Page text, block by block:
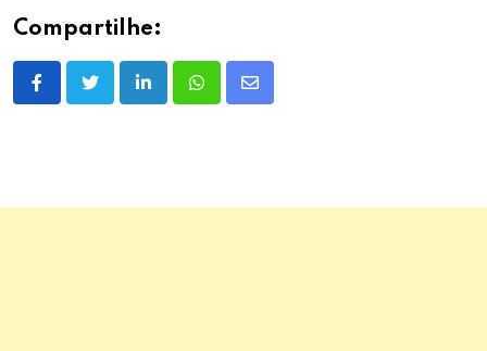
Compartilhe:
LinkedInWhatsappShare